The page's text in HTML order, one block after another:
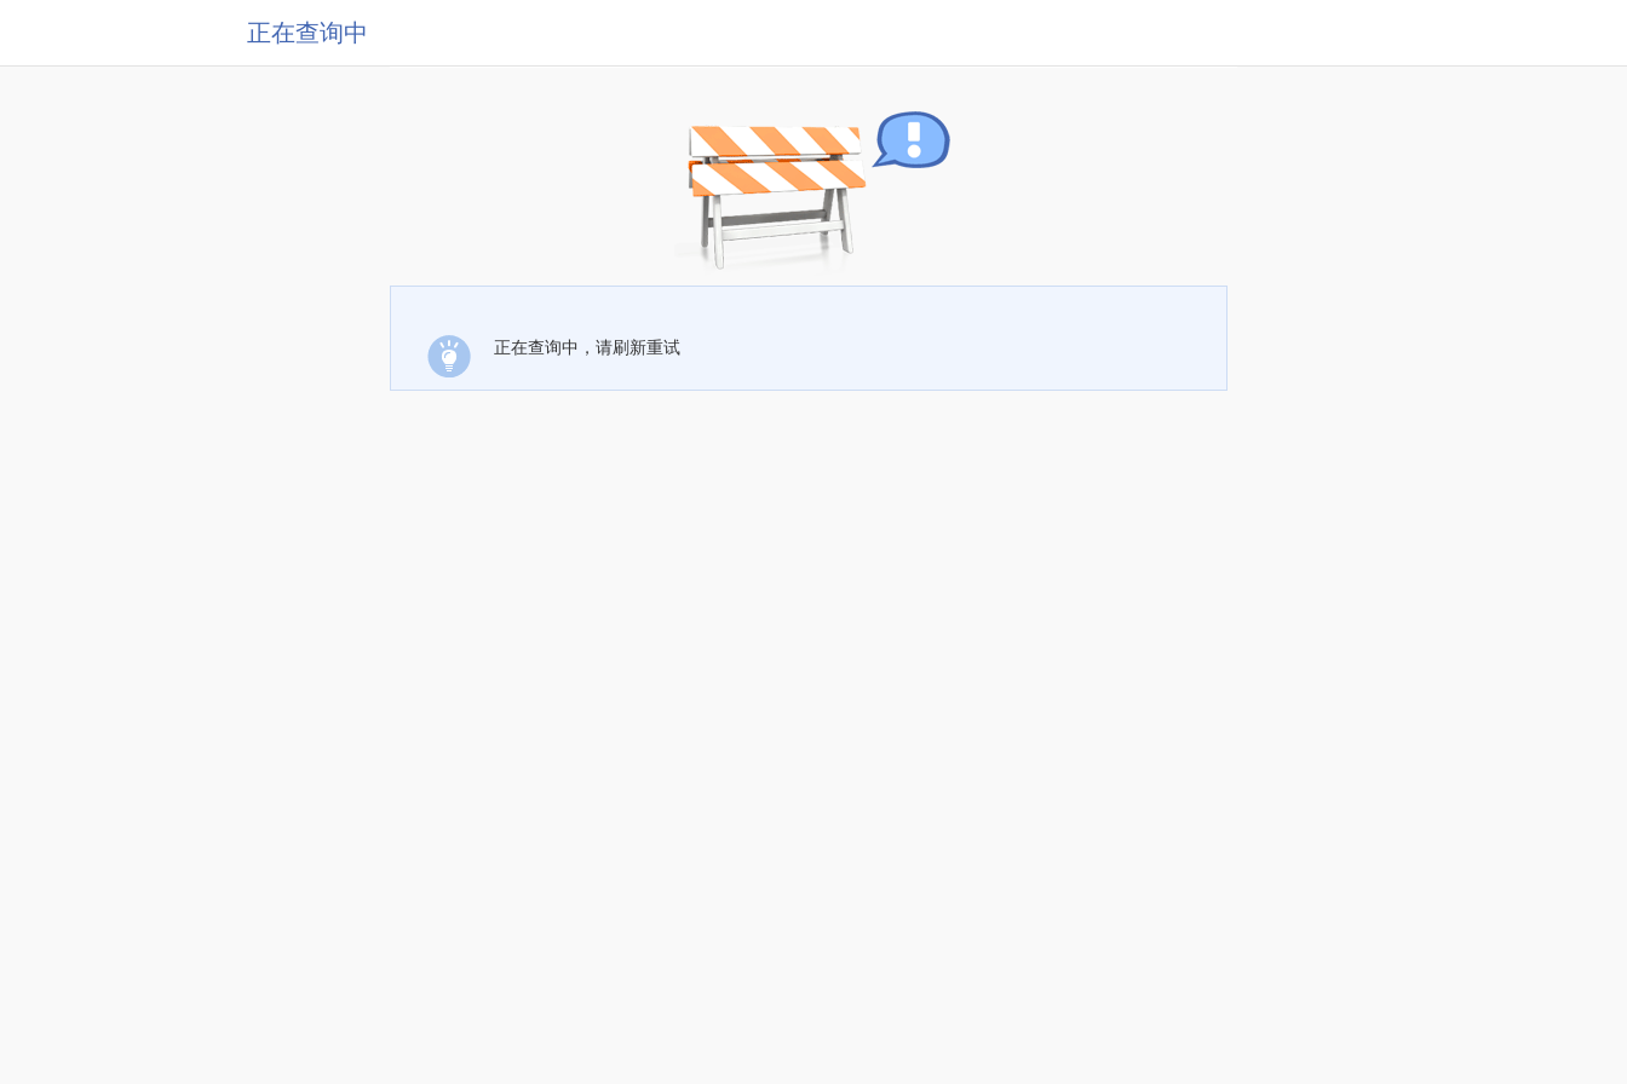
正在查询中
正在查询中，请刷新重试